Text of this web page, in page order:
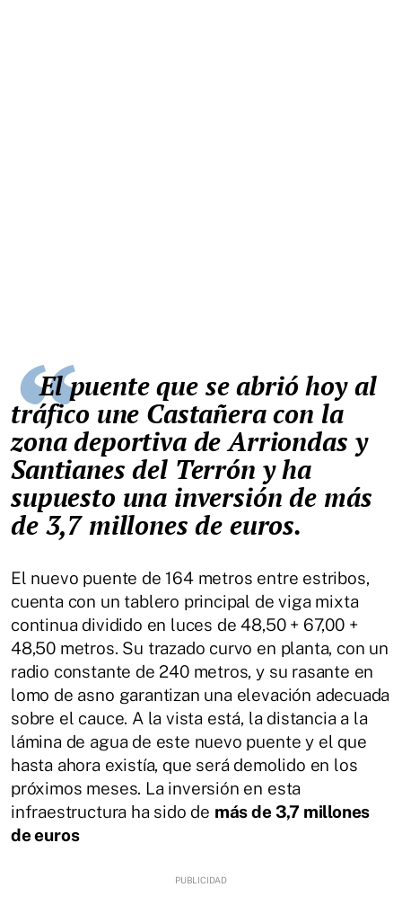
El puente que se abrió hoy al
tráfico une Castañera con la
zona deportiva de Arriondas y
Santianes del Terrón y ha
supuesto una inversión de más
de 3,7 millones de euros.
El nuevo puente de 164 metros entre estribos,
cuenta con un tablero principal de viga mixta
continua dividido en luces de 48,50 + 67,00 +
48,50 metros. Su trazado curvo en planta, con un
radio constante de 240 metros, y su rasante en
lomo de asno garantizan una elevación adecuada
sobre el cauce. A la vista está, la distancia a la
lámina de agua de este nuevo puente y el que
hasta ahora existía, que será demolido en los
próximos meses. La inversión en esta
infraestructura ha sido de más de 3,7 millones
de euros